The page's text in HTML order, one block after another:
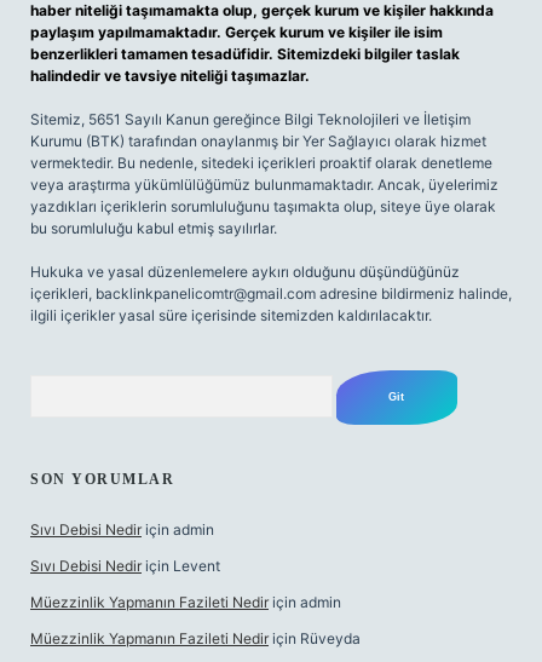
haber niteliği taşımamakta olup, gerçek kurum ve kişiler hakkında
paylaşım yapılmamaktadır. Gerçek kurum ve kişiler ile isim
benzerlikleri tamamen tesadüfidir. Sitemizdeki bilgiler taslak
halindedir ve tavsiye niteliği taşımazlar.
Sitemiz, 5651 Sayılı Kanun gereğince Bilgi Teknolojileri ve İletişim
Kurumu (BTK) tarafından onaylanmış bir Yer Sağlayıcı olarak hizmet
vermektedir. Bu nedenle, sitedeki içerikleri proaktif olarak denetleme
veya araştırma yükümlülüğümüz bulunmamaktadır. Ancak, üyelerimiz
yazdıkları içeriklerin sorumluluğunu taşımakta olup, siteye üye olarak
bu sorumluluğu kabul etmiş sayılırlar.
Hukuka ve yasal düzenlemelere aykırı olduğunu düşündüğünüz
içerikleri, backlinkpanelicomtr@gmail.com adresine bildirmeniz halinde,
ilgili içerikler yasal süre içerisinde sitemizden kaldırılacaktır.
SON YORUMLAR
Sıvı Debisi Nedir için admin
Sıvı Debisi Nedir için Levent
Müezzinlik Yapmanın Fazileti Nedir için admin
Müezzinlik Yapmanın Fazileti Nedir için Rüveyda